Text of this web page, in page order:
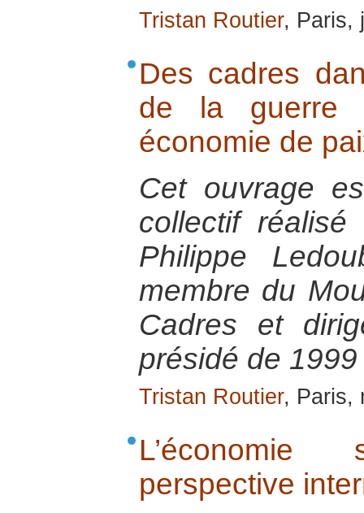
Tristan Routier, Paris,
Des cadres
de la guerre
économie de
Cet ouvrage
collectif
Philippe
membre du
Cadres et
présidé de
Tristan Routier, Paris,
perspective